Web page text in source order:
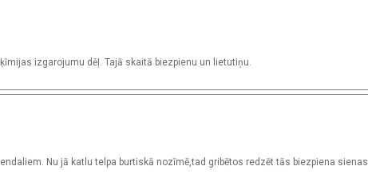
izgarojumu dēļ. Tajā skaitā biezpienu un lietutiņu.
Nu jā katlu telpa burtiskā nozīmē,tad gribētos redzēt tās biezpiena sienas